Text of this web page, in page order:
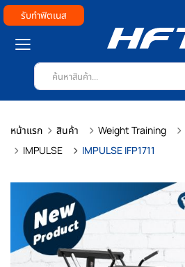
รับทำฟิตเนส
หน้าแรก สินค้า Weight Training
IMPULSE
IMPULSE IFP1711